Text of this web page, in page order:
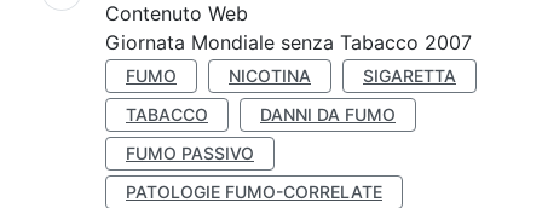
Contenuto Web
Giornata Mondiale senza Tabacco 2007
FUMO NICOTINA
SIGARETTA
TABACCO
DANNI DA FUMO
FUMO PASSIVO
PATOLOGIE FUMO-CORRELATE